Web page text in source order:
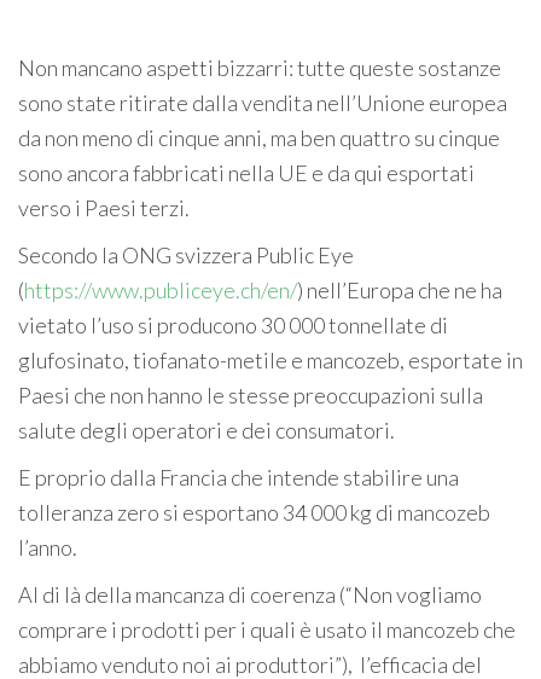
Non mancano aspetti bizzarri: tutte queste sostanze
sono state ritirate dalla vendita nell’Unione europea
da non meno di cinque anni, ma ben quattro su cinque
sono ancora fabbricati nella UE e da qui esportati
verso i Paesi terzi.
Secondo la ONG svizzera Public Eye
(https://www.publiceye.ch/en/) nell’Europa che ne ha
vietato l’uso si producono 30 000 tonnellate di
glufosinato, tiofanato-metile e mancozeb, esportate in
Paesi che non hanno le stesse preoccupazioni sulla
salute degli operatori e dei consumatori.
E proprio dalla Francia che intende stabilire una
tolleranza zero si esportano 34 000 kg di mancozeb
l’anno.
Al di là della mancanza di coerenza (“Non vogliamo
comprare i prodotti per i quali è usato il mancozeb che
abbiamo venduto noi ai produttori”), l’efficacia del